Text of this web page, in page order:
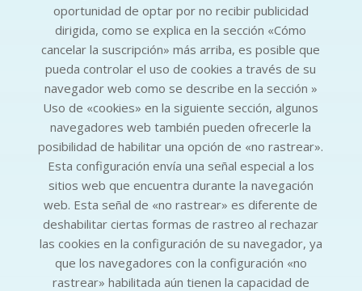
oportunidad de optar por no recibir publicidad
dirigida, como se explica en la sección «Cómo
cancelar la suscripción» más arriba, es posible que
pueda controlar el uso de cookies a través de su
navegador web como se describe en la sección »
Uso de «cookies» en la siguiente sección, algunos
navegadores web también pueden ofrecerle la
posibilidad de habilitar una opción de «no rastrear».
Esta configuración envía una señal especial a los
sitios web que encuentra durante la navegación
web. Esta señal de «no rastrear» es diferente de
deshabilitar ciertas formas de rastreo al rechazar
las cookies en la configuración de su navegador, ya
que los navegadores con la configuración «no
rastrear» habilitada aún tienen la capacidad de